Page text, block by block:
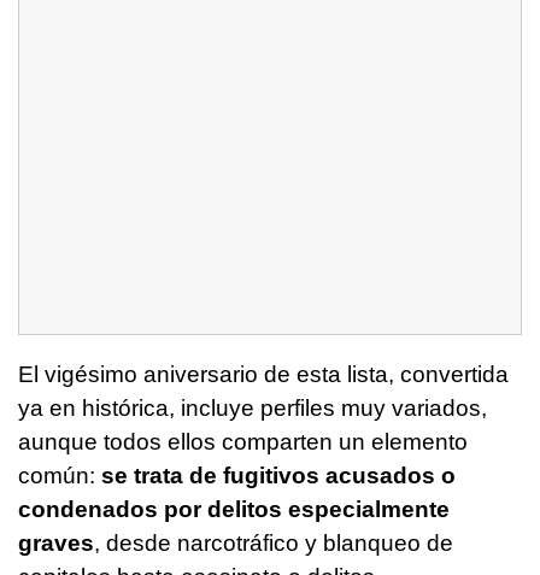
El vigésimo aniversario de esta lista, convertida
ya en histórica, incluye perfiles muy variados,
aunque todos ellos comparten un elemento
común: se trata de fugitivos acusados o
condenados por delitos especialmente
graves, desde narcotráfico y blanqueo de